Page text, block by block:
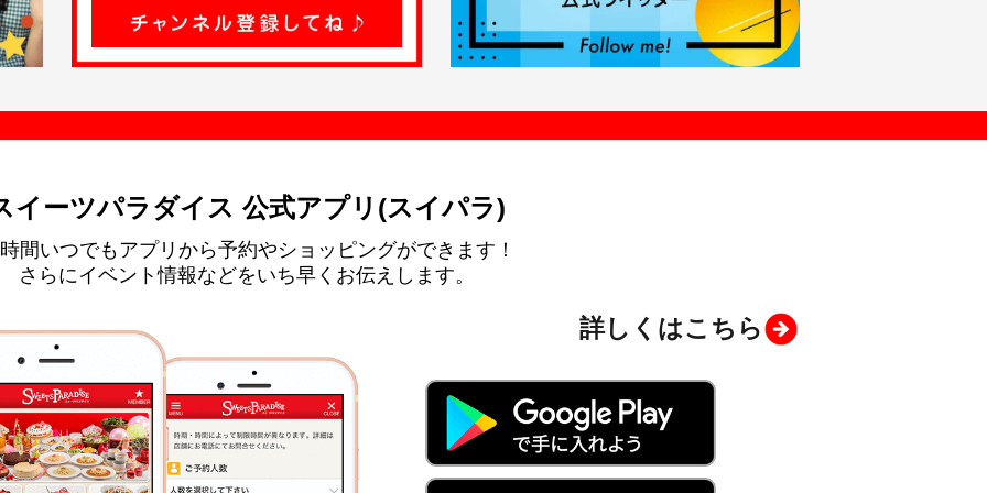
イーツパラダイス 公式アプリ(スイパラ)
間いつでもアプリから予約やショッピングができます！
さらにイベント情報などをいち早くお伝えします。
詳しくはこちら